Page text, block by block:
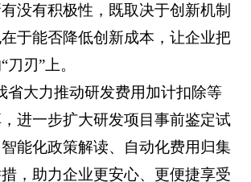
没有积极性，既取决于创新机制
于能否降低创新成本，让企业把
刃”上。
省大力推动研发费用加计扣除等
进一步扩大研发项目事前鉴定试
能化政策解读、自动化费用归集
，助力企业更安心、更便捷享受